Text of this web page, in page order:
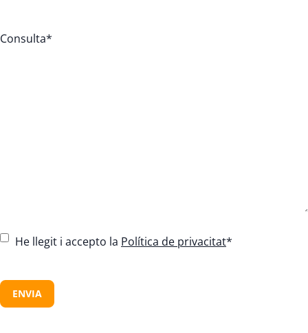
Consulta*
C
s
e
He llegit i accepto la Política de privacitat*
A
P